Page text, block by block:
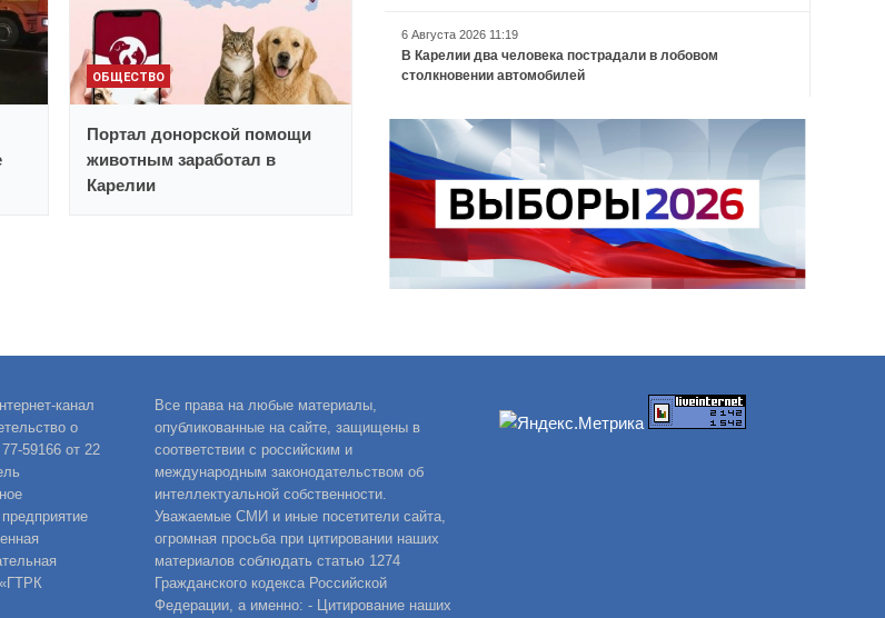
ОБЩЕСТВО
Портал донорской помощи
животным заработал в
Карелии
6 Августа 2026 11:19
В Карелии два человека пострадали в лобовом
столкновении автомобилей
канал
о
59166 от 22
Все права на любые материалы,
опубликованные на сайте, защищены в
соответствии с российским и
международным законодательством об
интеллектуальной собственности.
Уважаемые СМИ и иные посетители сайта,
огромная просьба при цитировании наших
материалов соблюдать статью 1274
Гражданского кодекса Российской
Федерации, а именно: - Цитирование наших